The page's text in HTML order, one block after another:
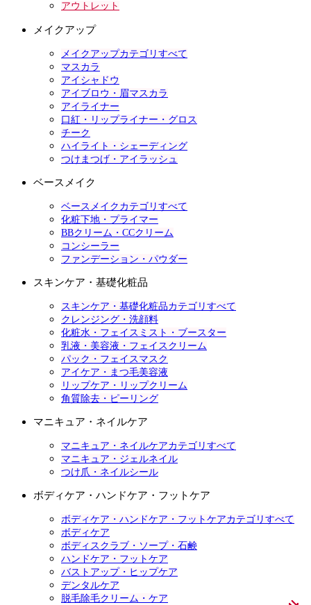
アウトレット
メイクアップ
メイクアップカテゴリすべて
マスカラ
アイシャドウ
アイブロウ・眉マスカラ
アイライナー
口紅・リップライナー・グロス
チーク
ハイライト・シェーディング
つけまつげ・アイラッシュ
ベースメイク
ベースメイクカテゴリすべて
化粧下地・プライマー
BBクリーム・CCクリーム
コンシーラー
ファンデーション・パウダー
スキンケア・基礎化粧品
スキンケア・基礎化粧品カテゴリすべて
クレンジング・洗顔料
化粧水・フェイスミスト・ブースター
乳液・美容液・フェイスクリーム
パック・フェイスマスク
アイケア・まつ毛美容液
リップケア・リップクリーム
角質除去・ピーリング
マニキュア・ネイルケア
マニキュア・ネイルケアカテゴリすべて
マニキュア・ジェルネイル
つけ爪・ネイルシール
ボディケア・ハンドケア・フットケア
ボディケア・ハンドケア・フットケアカテゴリすべて
ボディケア
ボディスクラブ・ソープ・石鹸
ハンドケア・フットケア
バストアップ・ヒップケア
デンタルケア
脱毛除毛クリーム・ケア